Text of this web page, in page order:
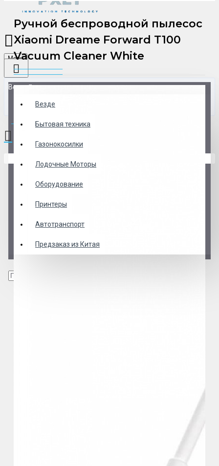
Menu
Везде
Везде
Бытовая техника
Газонокосилки
Лодочные Моторы
Оборудование
Принтеры
Автотранспорт
Предзаказ из Китая
0 товар(ов) - 0 р.
Ручной беспроводной пылесос
Xiaomi Dreame Forward T100
Vacuum Cleaner White